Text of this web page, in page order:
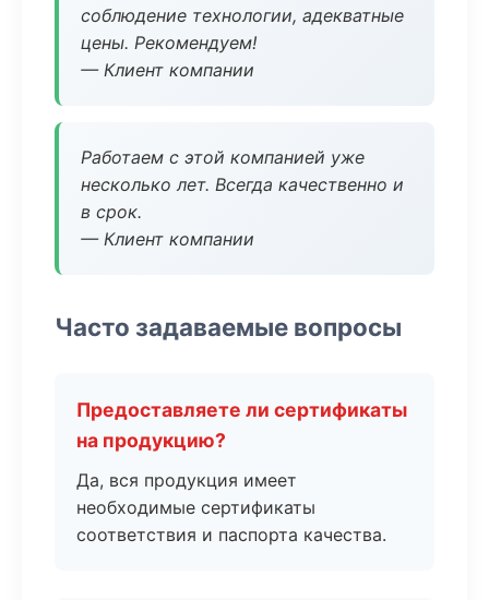
соблюдение технологии, адекватные
цены. Рекомендуем!
— Клиент компании
Работаем с этой компанией уже
несколько лет. Всегда качественно и
в срок.
— Клиент компании
Часто задаваемые вопросы
Предоставляете ли сертификаты
на продукцию?
Да, вся продукция имеет
необходимые сертификаты
соответствия и паспорта качества.